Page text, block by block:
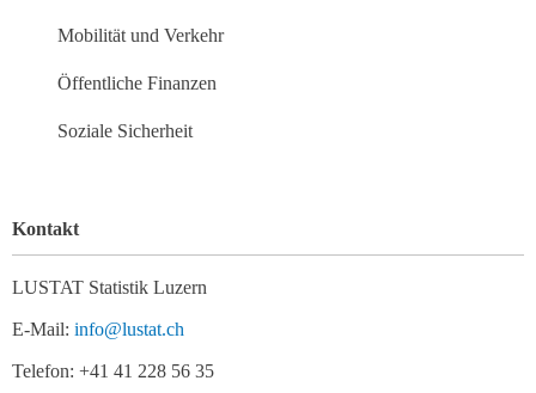
Mobilität und Verkehr
Öffentliche Finanzen
Soziale Sicherheit
Kontakt
LUSTAT Statistik Luzern
E-Mail: info@lustat.ch
Telefon: +41 41 228 56 35